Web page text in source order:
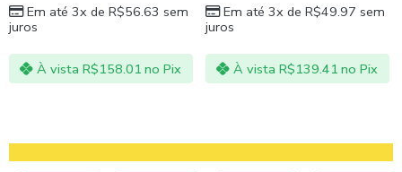
Em até 3x de R$56.63 sem
juros
À vista R$158.01 no Pix
Em até 3x de R$49.97 sem
juros
À vista R$139.41 no Pix